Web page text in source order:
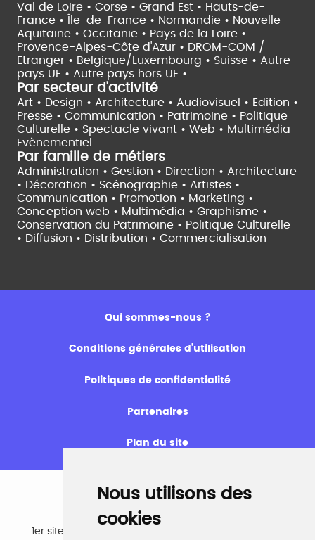
Nous utilisons des
cookies
Val de Loire • Corse • Grand Est • Hauts-de-
France •
Île-de-France • Normandie • Nouvelle-
Aquitaine • Occitanie • Pays de la Loire •
Provence-Alpes-Côte d'Azur • DROM-COM /
Etranger • Belgique/Luxembourg • Suisse • Autre
pays UE • Autre pays hors UE •
Par secteur d'activité
Art • Design • Architecture • Audiovisuel • Edition •
Presse • Communication • Patrimoine • Politique
Culturelle • Spectacle vivant • Web • Multimédia
Evènementiel
Par famille de métiers
Administration • Gestion • Direction • Architecture
• Décoration • Scénographie • Artistes •
Communication • Promotion • Marketing •
Conception web • Multimédia • Graphisme •
Conservation du Patrimoine • Politique Culturelle
• Diffusion • Distribution • Commercialisation
Qui sommes-nous ?
Conditions générales d’utilisation
Politiques de confidentialité
Partenaires
Plan du site
Emploi
1er site emploi du secteur culturel 784.000 visites et